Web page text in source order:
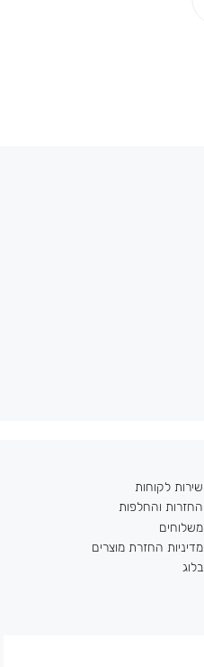
שירות לקוחות
החזרות והחלפות
משלוחים
מדיניות החזרת מוצרים
בלוג